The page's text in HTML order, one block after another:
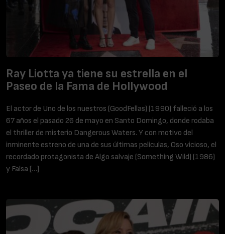
Ray Liotta ya tiene su estrella en el
Paseo de la Fama de Hollywood
El actor de Uno de los nuestros (GoodFellas) (1990) falleció a los
67 años el pasado 26 de mayo en Santo Domingo, donde rodaba
el thriller de misterio Dangerous Waters. Y con motivo del
inminente estreno de una de sus últimas películas, Oso vicioso, el
recordado protagonista de Algo salvaje (Something Wild) (1986)
y Falsa […]